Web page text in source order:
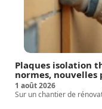
Plaques isolation
normes,
1 août 2026
Sur un chantier de